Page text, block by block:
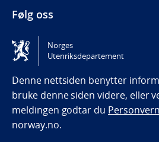
Følg oss
Følg oss på Facebook
Tilgjengelighetserklæring /
(NO)
Norges
Utenriksdepartement
Denne nettsiden benytter
bruke denne siden videre, eller
meldingen godtar du
norway.no.